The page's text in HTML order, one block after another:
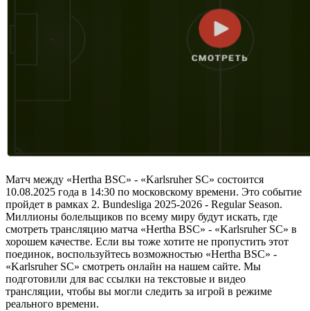
Матч между «Hertha BSC» - «Karlsruher SC» состоится
10.08.2025 года в 14:30 по московскому времени. Это событие
пройдет в рамках 2. Bundesliga 2025-2026 - Regular Season.
Миллионы болельщиков по всему миру будут искать, где
смотреть трансляцию матча «Hertha BSC» - «Karlsruher SC» в
хорошем качестве. Если вы тоже хотите не пропустить этот
поединок, воспользуйтесь возможностью «Hertha BSC» -
«Karlsruher SC» смотреть онлайн на нашем сайте. Мы
подготовили для вас ссылки на текстовые и видео
трансляции, чтобы вы могли следить за игрой в режиме
реального времени.